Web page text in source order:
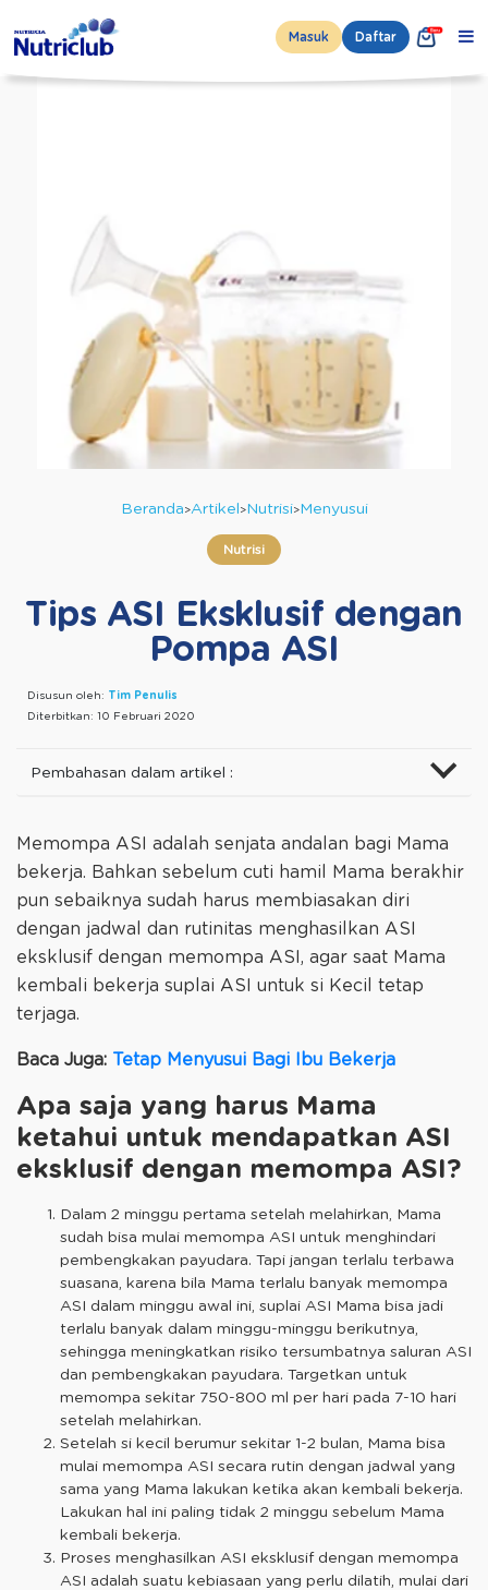
Masuk Daftar
Beranda Artikel Nutrisi Menyusui
Nutrisi
Tips ASI Eksklusif dengan
Pompa ASI
Disusun oleh: Tim Penulis
Diterbitkan: 10 Februari 2020
Pembahasan dalam artikel :
Memompa ASI adalah senjata andalan bagi Mama
bekerja. Bahkan sebelum cuti hamil Mama berakhir
pun sebaiknya sudah harus membiasakan diri
dengan jadwal dan rutinitas menghasilkan ASI
eksklusif dengan memompa ASI, agar saat Mama
kembali bekerja suplai ASI untuk si Kecil tetap
terjaga.
Baca Juga: Tetap Menyusui Bagi Ibu Bekerja
Apa saja yang harus Mama
ketahui untuk mendapatkan ASI
eksklusif dengan memompa ASI?
Dalam 2 minggu pertama setelah melahirkan, Mama
sudah bisa mulai memompa ASI untuk menghindari
pembengkakan payudara. Tapi jangan terlalu terbawa
suasana, karena bila Mama terlalu banyak memompa
ASI dalam minggu awal ini, suplai ASI Mama bisa jadi
terlalu banyak dalam minggu-minggu berikutnya,
sehingga meningkatkan risiko tersumbatnya saluran ASI
dan pembengkakan payudara. Targetkan untuk
memompa sekitar 750-800 ml per hari pada 7-10 hari
setelah melahirkan.
Setelah si kecil berumur sekitar 1-2 bulan, Mama bisa
mulai memompa ASI secara rutin dengan jadwal yang
sama yang Mama lakukan ketika akan kembali bekerja.
Lakukan hal ini paling tidak 2 minggu sebelum Mama
kembali bekerja.
Proses menghasilkan ASI eksklusif dengan memompa
ASI adalah suatu kebiasaan yang perlu dilatih, mulai dari